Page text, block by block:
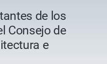
de los
Consejo de
e